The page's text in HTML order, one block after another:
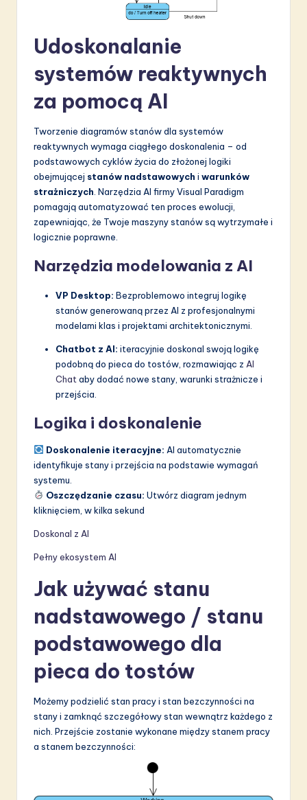
Udoskonalanie
systemów reaktywnych
za pomocą AI
Tworzenie diagramów stanów dla systemów
reaktywnych wymaga ciągłego doskonalenia – od
podstawowych cyklów życia do złożonej logiki
obejmującej stanów nadstawowych i warunków
strażniczych . Narzędzia AI firmy Visual Paradigm
pomagają automatyzować ten proces ewolucji,
zapewniając, że Twoje maszyny stanów są wytrzymałe i
logicznie poprawne.
Narzędzia modelowania z AI
VP Desktop: Bezproblemowo integruj logikę
stanów generowaną przez AI z profesjonalnymi
modelami klas i projektami architektonicznymi.
Chatbot z AI: iteracyjnie doskonal swoją logikę
podobną do pieca do tostów, rozmawiając z AI
Chat aby dodać nowe stany, warunki strażnicze i
przejścia.
Logika i doskonalenie
Doskonalenie iteracyjne: AI automatycznie
identyfikuje stany i przejścia na podstawie wymagań
systemu.
Oszczędzanie czasu: Utwórz diagram jednym
kliknięciem, w kilka sekund
Doskonal z AI
Pełny ekosystem AI
Jak używać stanu
nadstawowego / stanu
podstawowego dla
pieca do tostów
Możemy podzielić stan pracy i stan bezczynności na
stany i zamknąć szczegółowy stan wewnątrz każdego z
nich. Przejście zostanie wykonane między stanem pracy
a stanem bezczynności: